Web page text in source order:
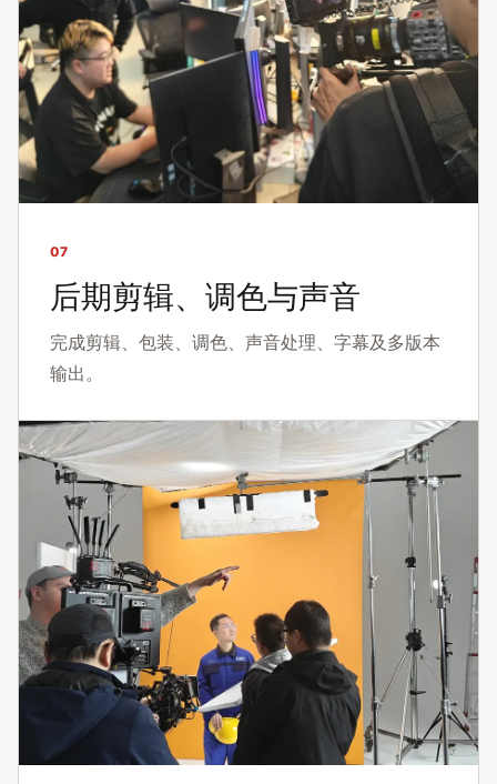
07
后期剪辑、调色与声音
完成剪辑、包装、调色、声音处理、字幕及多版本
输出。